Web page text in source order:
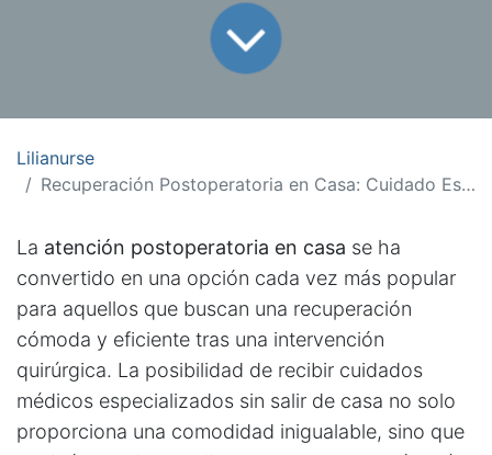
Lilianurse
Recuperación Postoperatoria en Casa: Cuidado Especializado a tu Alcance
La atención postoperatoria en casa se ha
convertido en una opción cada vez más popular
para aquellos que buscan una recuperación
cómoda y eficiente tras una intervención
quirúrgica. La posibilidad de recibir cuidados
médicos especializados sin salir de casa no solo
proporciona una comodidad inigualable, sino que